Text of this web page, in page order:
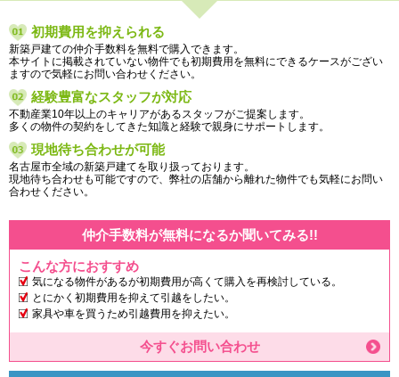
初期費用を抑えられる
新築戸建ての仲介手数料を無料で購入できます。
本サイトに掲載されていない物件でも初期費用を無料にできるケースがござい
ますので気軽にお問い合わせください。
経験豊富なスタッフが対応
不動産業10年以上のキャリアがあるスタッフがご提案します。
多くの物件の契約をしてきた知識と経験で親身にサポートします。
現地待ち合わせが可能
名古屋市全域の新築戸建てを取り扱っております。
現地待ち合わせも可能ですので、弊社の店舗から離れた物件でも気軽にお問い
合わせください。
仲介手数料が無料になるか聞いてみる!!
こんな方におすすめ
気になる物件があるが初期費用が高くて購入を再検討している。
とにかく初期費用を抑えて引越をしたい。
家具や車を買うため引越費用を抑えたい。
今すぐお問い合わせ